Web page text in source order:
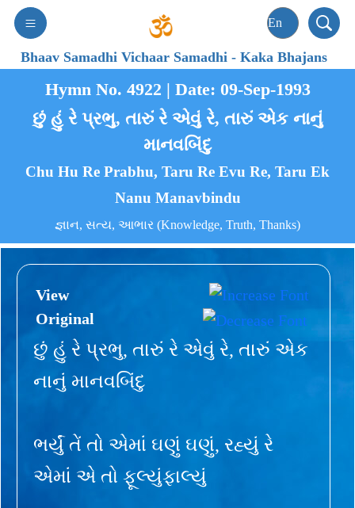
Bhaav Samadhi Vichaar Samadhi-Kaka Bhajans
Hymn No. 4922 | Date: 09-Sep-1993
છું હું રે પ્રભુ, તારું રે એવું રે, તારું એક નાનું
માનવબિંદુ
Chu Hu Re Prabhu, Taru Re Evu Re, Taru Ek
Nanu Manavbindu
જ્ઞાન, સત્ય, આભાર (Knowledge, Truth, Thanks)
View
Original
છું હું રે પ્રભુ, તારું રે એવું રે, તારું એક
નાનું માનવબિંદુ
ભર્યું તેં તો એમાં ઘણું ઘણું, રહ્યું રે
એમાં એ તો ફૂલ્યુંફાલ્યું